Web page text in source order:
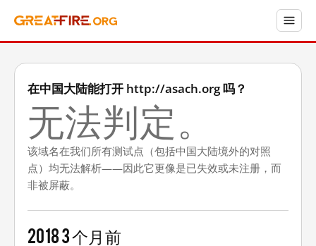
在中国大陆能打开 http://asach.org 吗？
无法判定。
该域名在我们所有测试点（包括中国大陆境外的对照
点）均无法解析——因此它更像是已失效或未注册，而
非被屏蔽。
20183 个月前